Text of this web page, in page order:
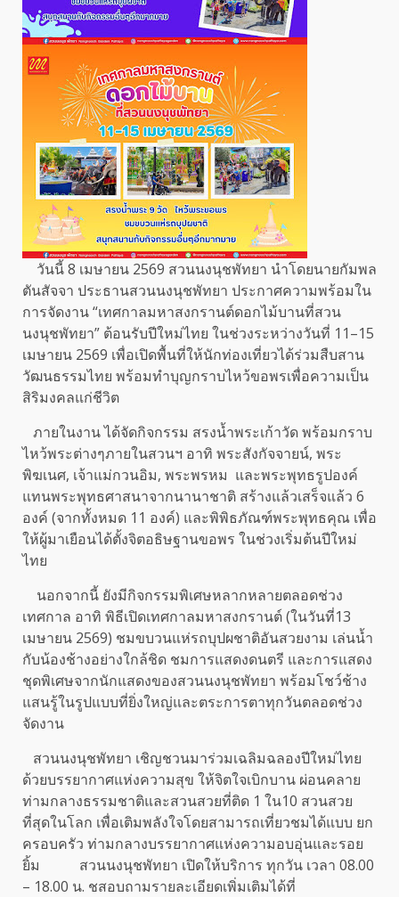
วันนี้ 8 เมษายน 2569 สวนนงนุชพัทยา นำโดยนายกัมพล
ตันสัจจา ประธานสวนนงนุชพัทยา ประกาศความพร้อมใน
การจัดงาน “เทศกาลมหาสงกรานต์ดอกไม้บานที่สวน
นงนุชพัทยา” ต้อนรับปีใหม่ไทย ในช่วงระหว่างวันที่ 11–15
เมษายน 2569 เพื่อเปิดพื้นที่ให้นักท่องเที่ยวได้ร่วมสืบสาน
วัฒนธรรมไทย พร้อมทำบุญกราบไหว้ขอพรเพื่อความเป็น
สิริมงคลแก่ชีวิต
ภายในงาน ได้จัดกิจกรรม สรงน้ำพระเก้าวัด พร้อมกราบ
ไหว้พระต่างๆภายในสวนฯ อาทิ พระสังกัจจายน์, พระ
พิฆเนศ, เจ้าแม่กวนอิม, พระพรหม และพระพุทธรูปองค์
แทนพระพุทธศาสนาจากนานาชาติ สร้างแล้วเสร็จแล้ว 6
องค์ (จากทั้งหมด 11 องค์) และพิพิธภัณฑ์พระพุทธคุณ เพื่อ
ให้ผู้มาเยือนได้ตั้งจิตอธิษฐานขอพร ในช่วงเริ่มต้นปีใหม่
ไทย
นอกจากนี้ ยังมีกิจกรรมพิเศษหลากหลายตลอดช่วง
เทศกาล อาทิ พิธีเปิดเทศกาลมหาสงกรานต์ (ในวันที่13
เมษายน 2569) ชมขบวนแห่รถบุปผชาติอันสวยงาม เล่นน้ำ
กับน้องช้างอย่างใกล้ชิด ชมการแสดงดนตรี และการแสดง
ชุดพิเศษจากนักแสดงของสวนนงนุชพัทยา พร้อมโชว์ช้าง
แสนรู้ในรูปแบบที่ยิ่งใหญ่และตระการตาทุกวันตลอดช่วง
จัดงาน
สวนนงนุชพัทยา เชิญชวนมาร่วมเฉลิมฉลองปีใหม่ไทย
ด้วยบรรยากาศแห่งความสุข ให้จิตใจเบิกบาน ผ่อนคลาย
ท่ามกลางธรรมชาติและสวนสวยที่ติด 1 ใน10 สวนสวย
ที่สุดในโลก เพื่อเติมพลังใจโดยสามารถเที่ยวชมได้แบบ ยก
ครอบครัว ท่ามกลางบรรยากาศแห่งความอบอุ่นและรอย
ยิ้ม สวนนงนุชพัทยา เปิดให้บริการ ทุกวัน เวลา 08.00
– 18.00 น. ชสอบถามรายละเอียดเพิ่มเติมได้ที่